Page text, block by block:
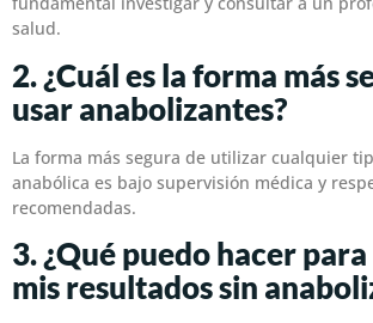
salud.
2. ¿Cuál es la forma más
usar anabolizantes?
La forma más segura de utilizar cualquier
anabólica es bajo supervisión médica y
recomendadas.
3. ¿Qué puedo hacer
mis resultados sin